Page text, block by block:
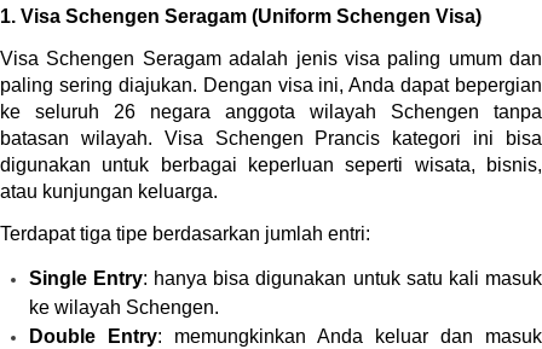
1. Visa Schengen Seragam (Uniform Schengen Visa)
Visa Schengen Seragam adalah jenis visa paling umum dan
paling sering diajukan. Dengan visa ini, Anda dapat bepergian
ke seluruh 26 negara anggota wilayah Schengen tanpa
batasan wilayah. Visa Schengen Prancis kategori ini bisa
digunakan untuk berbagai keperluan seperti wisata, bisnis,
atau kunjungan keluarga.
Terdapat tiga tipe berdasarkan jumlah entri:
Single Entry: hanya bisa digunakan untuk satu kali masuk
ke wilayah Schengen.
Double Entry: memungkinkan Anda keluar dan masuk